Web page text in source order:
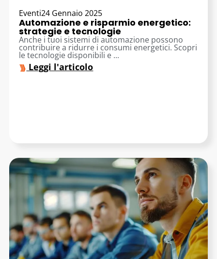
Eventi24 Gennaio 2025
Automazione e risparmio energetico:
strategie e tecnologie
Anche i tuoi sistemi di automazione possono
contribuire a ridurre i consumi energetici. Scopri
le tecnologie disponibili e ...
Leggi l'articolo